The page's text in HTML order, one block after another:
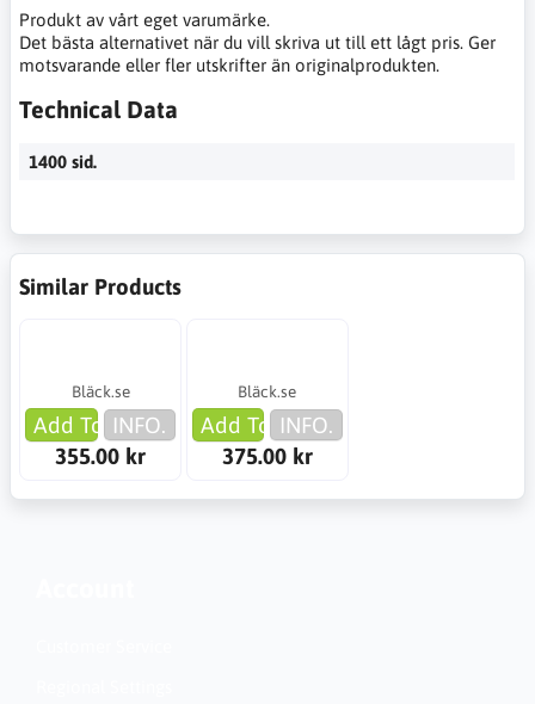
Produkt av vårt eget varumärke.
Det bästa alternativet när du vill skriva ut till ett lågt pris. Ger
motsvarande eller fler utskrifter än originalprodukten.
Technical Data
1400 sid.
Similar Products
Bläck.se
Add To Cart
INFO.
355.00 kr
Bläck.se
Add To Cart
INFO.
375.00 kr